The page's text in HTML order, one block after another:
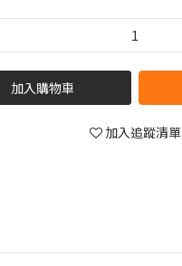
加入購物車
加入追蹤清單